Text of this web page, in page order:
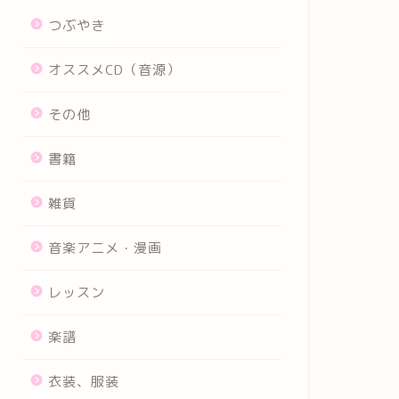
つぶやき
オススメCD（音源）
その他
書籍
雑貨
音楽アニメ・漫画
レッスン
楽譜
衣装、服装